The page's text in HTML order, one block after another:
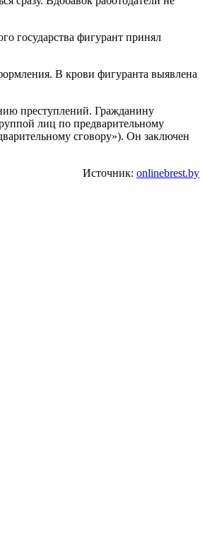
государства фигурант принял
В крови фигуранта выявлена
преступлений. Гражданину
лиц по предварительному
сговору»). Он заключен
Источник: onlinebrest.by